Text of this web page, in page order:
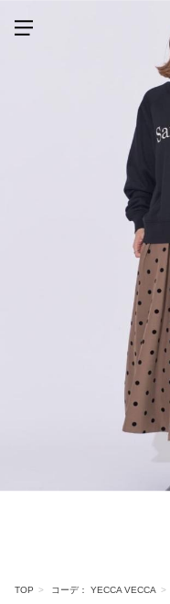
TOP コーデ： YECCA VECCA